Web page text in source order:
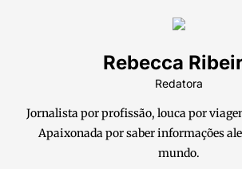
Rebecca
Redatora
Jornalista por profissão, louca por
Apaixonada por saber informações
mundo.